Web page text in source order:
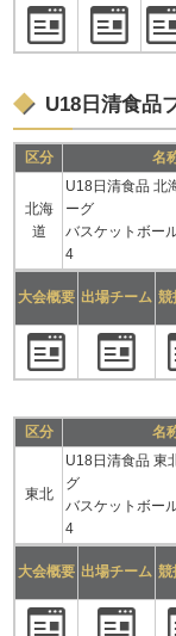
U18日清食品
区分 名
北海
道
U18日清食品 北
ーグ
バスケットボー
4
大会概要 出場チーム 競
区分 名
東北
U18日清食品 東
グ
バスケットボー
4
大会概要 出場チーム 競